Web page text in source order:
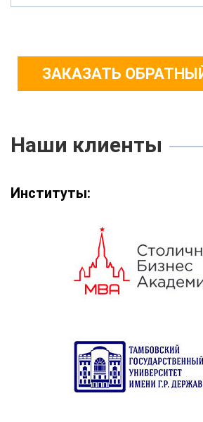
ЗАКАЗАТЬ
Наши клиенты
Институты: